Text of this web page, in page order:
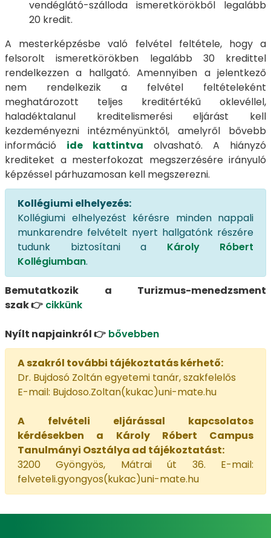
vendéglátó-szálloda ismeretkörökből legalább
20 kredit.
A mesterképzésbe való felvétel feltétele, hogy a
felsorolt ismeretkörökben legalább 30 kredittel
rendelkezzen a hallgató. Amennyiben a jelentkező
nem rendelkezik a felvétel feltételeként
meghatározott teljes kreditértékű oklevéllel,
haladéktalanul kreditelismerési eljárást kell
kezdeményezni intézményünktől, amelyről bővebb
információ ide kattintva olvasható. A hiányzó
krediteket a mesterfokozat megszerzésére irányuló
képzéssel párhuzamosan kell megszerezni.
Kollégiumi elhelyezés:
Kollégiumi elhelyezést kérésre minden nappali
munkarendre felvételt nyert hallgatónk részére
tudunk biztosítani a Károly Róbert
Kollégiumban.
Bemutatkozik a Turizmus-menedzsment
szak 👉 cikkünk
Nyílt napjainkról 👉 bővebben
A szakról további tájékoztatás kérhető:
Dr. Bujdosó Zoltán egyetemi tanár, szakfelelős
E-mail: Bujdoso.Zoltan(kukac)uni-mate.hu
A felvételi eljárással kapcsolatos
kérdésekben a Károly Róbert Campus
Tanulmányi Osztálya ad tájékoztatást:
3200 Gyöngyös, Mátrai út 36. E-mail:
felveteli.gyongyos(kukac)uni-mate.hu